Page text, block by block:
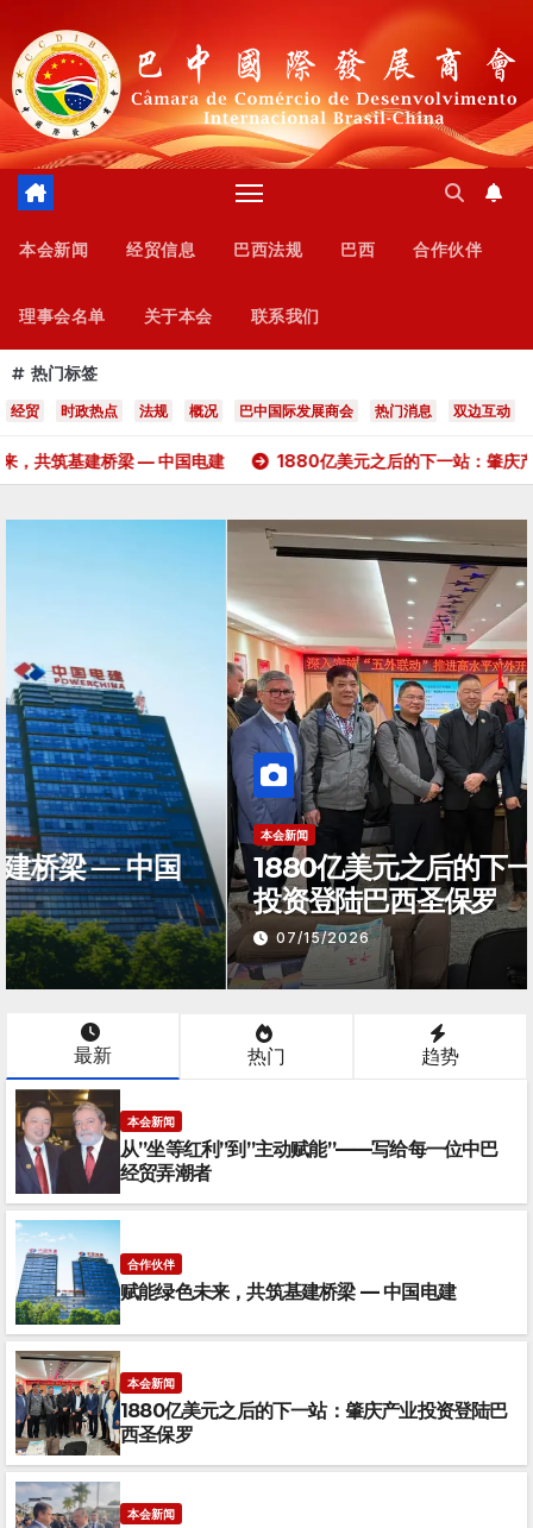
内
本会新闻 经贸信息 巴西法规 巴西 合作伙伴
理事会名单 关于本会 联系我们
热门标签
经贸 时政热点 法规 概况 巴中国际发展商会 热门消息 双边互动
— 中国电建 1880亿美元之后的下一站：肇庆产业投资登陆巴西
本会新闻
1880亿美元之后的下一站：肇庆产业
投资登陆巴西圣保罗
07/15/2026
最新 热门 趋势
本会新闻
从”坐等红利”到”主动赋能”——写给每一位中巴
经贸弄潮者
合作伙伴
赋能绿色未来，共筑基建桥梁 — 中国电建
本会新闻
1880亿美元之后的下一站：肇庆产业投资登陆巴
西圣保罗
本会新闻